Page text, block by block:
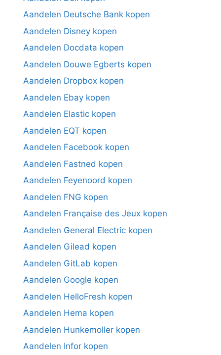
Aandelen Deutsche Bank kopen
Aandelen Disney kopen
Aandelen Docdata kopen
Aandelen Douwe Egberts kopen
Aandelen Dropbox kopen
Aandelen Ebay kopen
Aandelen Elastic kopen
Aandelen EQT kopen
Aandelen Facebook kopen
Aandelen Fastned kopen
Aandelen Feyenoord kopen
Aandelen FNG kopen
Aandelen Française des Jeux kopen
Aandelen General Electric kopen
Aandelen Gilead kopen
Aandelen GitLab kopen
Aandelen Google kopen
Aandelen HelloFresh kopen
Aandelen Hema kopen
Aandelen Hunkemoller kopen
Aandelen Infor kopen